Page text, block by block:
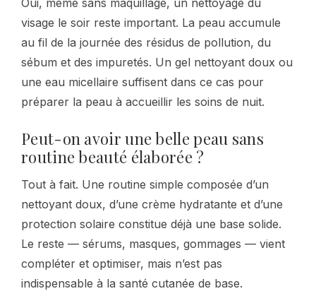
Oui, même sans maquillage, un nettoyage du
visage le soir reste important. La peau accumule
au fil de la journée des résidus de pollution, du
sébum et des impuretés. Un gel nettoyant doux ou
une eau micellaire suffisent dans ce cas pour
préparer la peau à accueillir les soins de nuit.
Peut-on avoir une belle peau sans
routine beauté élaborée ?
Tout à fait. Une routine simple composée d’un
nettoyant doux, d’une crème hydratante et d’une
protection solaire constitue déjà une base solide.
Le reste — sérums, masques, gommages — vient
compléter et optimiser, mais n’est pas
indispensable à la santé cutanée de base.